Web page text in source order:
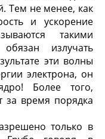
Тем не менее, как
и ускорение
такими
излучать
эти волны
электрона, он
Более того,
за время порядка
только в